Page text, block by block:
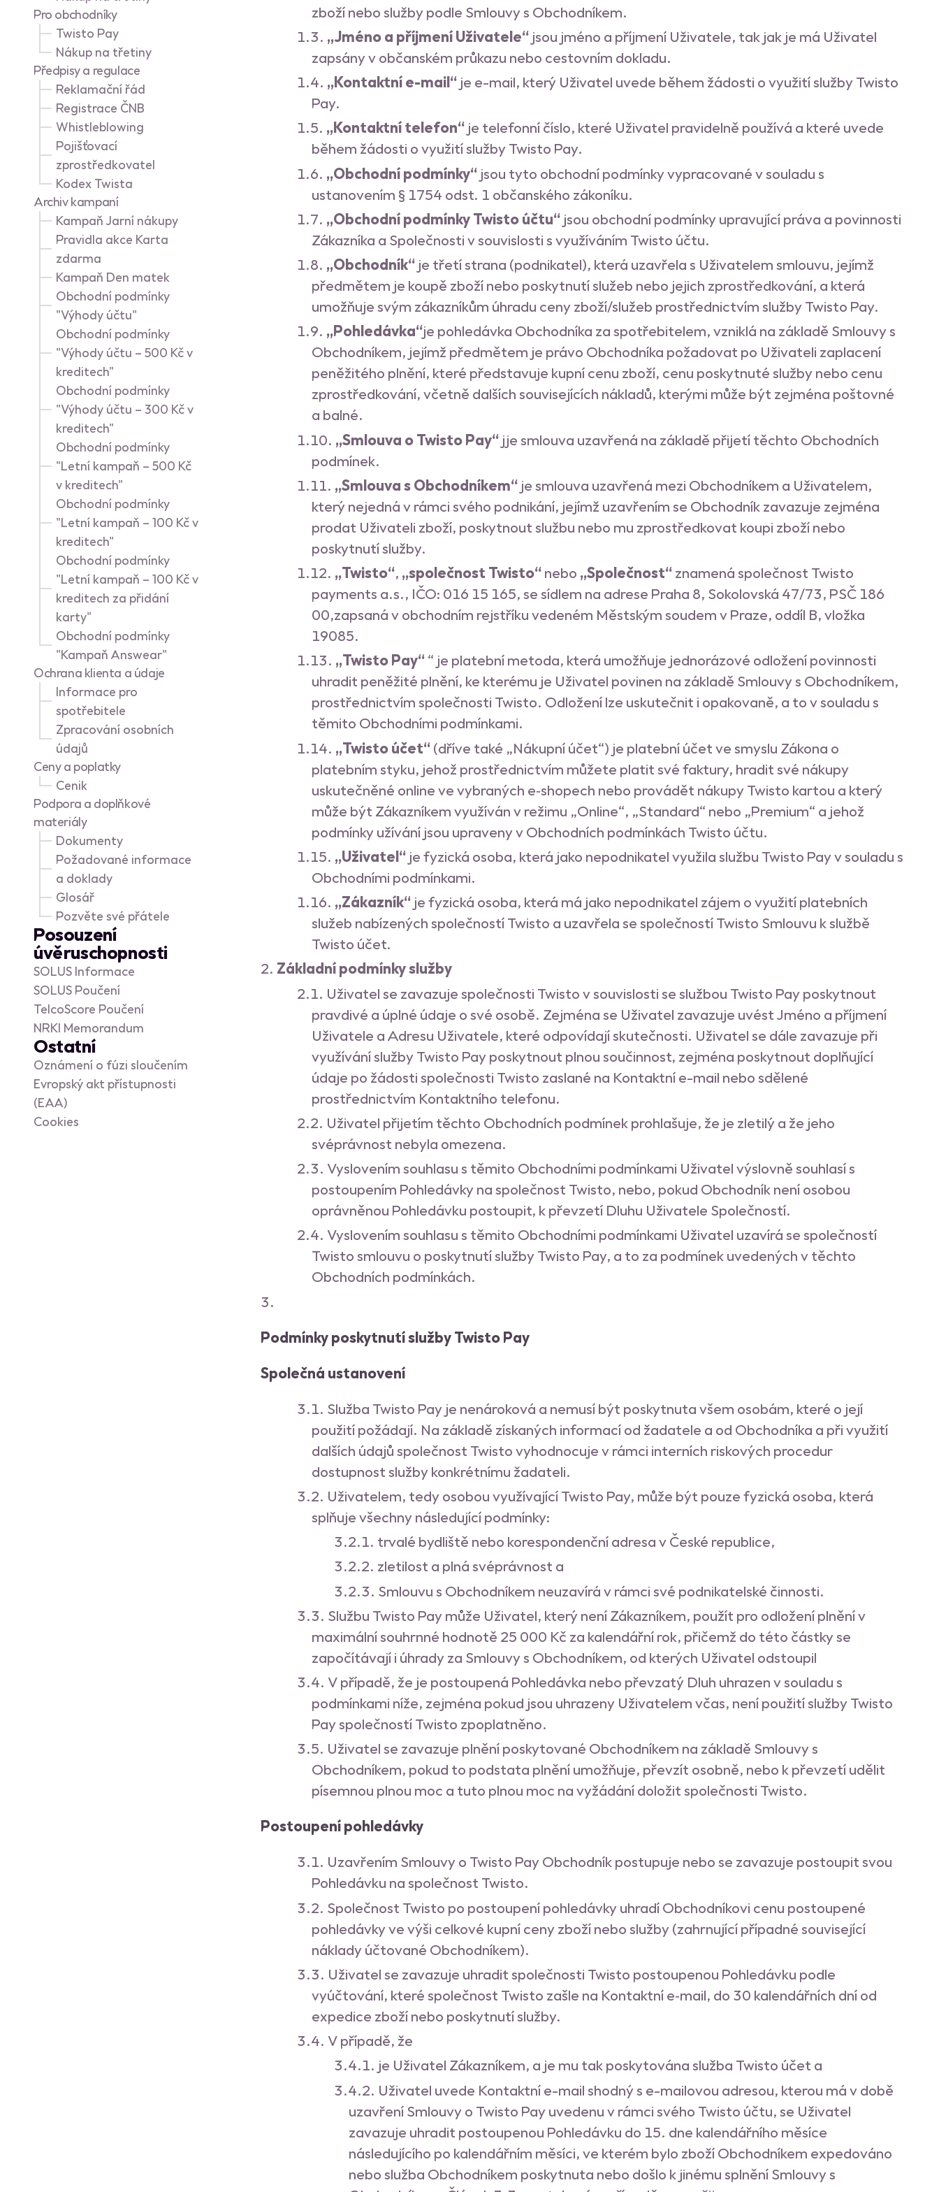
Kontakt
Pro obchodníky
Twisto Pay
Nákup na třetiny
Předpisy a regulace
Reklamační řád
Registrace ČNB
Whistleblowing
Pojišťovací
zprostředkovatel
Kodex Twista
Archiv kampaní
Kampaň Jarní nákupy
Pravidla akce Karta
zdarma
Kampaň Den matek
Obchodní podmínky
"Výhody účtu"
Obchodní podmínky
"Výhody účtu – 500 Kč v
kreditech"
Obchodní podmínky
"Výhody účtu – 300 Kč v
kreditech"
Obchodní podmínky
"Letní kampaň – 500 Kč
v kreditech"
Obchodní podmínky
"Letní kampaň – 100 Kč v
kreditech"
Obchodní podmínky
"Letní kampaň – 100 Kč v
kreditech za přidání
karty"
Obchodní podmínky
"Kampaň Answear"
Ochrana klienta a údaje
Informace pro
spotřebitele
Zpracování osobních
údajů
Ceny a poplatky
Cenik
Podpora a doplňkové
materiály
Dokumenty
Požadované informace
a doklady
Glosář
Pozvěte své přátele
Posouzení
úvěruschopnosti
SOLUS Informace
SOLUS Poučení
TelcoScore Poučení
NRKI Memorandum
Ostatní
Oznámení o fúzi sloučením
Evropský akt přístupnosti
(EAA)
Cookies
zboží nebo služby podle Smlouvy s Obchodníkem.
„Jméno a příjmení Uživatele“ jsou jméno a příjmení Uživatele, tak jak je má Uživatel
zapsány v občanském průkazu nebo cestovním dokladu.
„Kontaktní e-mail“ je e-mail, který Uživatel uvede během žádosti o využití služby Twisto
Pay.
„Kontaktní telefon“ je telefonní číslo, které Uživatel pravidelně používá a které uvede
během žádosti o využití služby Twisto Pay.
„Obchodní podmínky“ jsou tyto obchodní podmínky vypracované v souladu s
ustanovením § 1754 odst. 1 občanského zákoníku.
„Obchodní podmínky Twisto účtu“ jsou obchodní podmínky upravující práva a povinnosti
Zákazníka a Společnosti v souvislosti s využíváním Twisto účtu.
„Obchodník“ je třetí strana (podnikatel), která uzavřela s Uživatelem smlouvu, jejímž
předmětem je koupě zboží nebo poskytnutí služeb nebo jejich zprostředkování, a která
umožňuje svým zákazníkům úhradu ceny zboží/služeb prostřednictvím služby Twisto Pay.
„Pohledávka“je pohledávka Obchodníka za spotřebitelem, vzniklá na základě Smlouvy s
Obchodníkem, jejímž předmětem je právo Obchodníka požadovat po Uživateli zaplacení
peněžitého plnění, které představuje kupní cenu zboží, cenu poskytnuté služby nebo cenu
zprostředkování, včetně dalších souvisejících nákladů, kterými může být zejména poštovné
a balné.
„Smlouva o Twisto Pay“ jje smlouva uzavřená na základě přijetí těchto Obchodních
podmínek.
„Smlouva s Obchodníkem“ je smlouva uzavřená mezi Obchodníkem a Uživatelem,
který nejedná v rámci svého podnikání, jejímž uzavřením se Obchodník zavazuje zejména
prodat Uživateli zboží, poskytnout službu nebo mu zprostředkovat koupi zboží nebo
poskytnutí služby.
„Twisto“, „společnost Twisto“nebo „Společnost“znamená společnost Twisto
payments a.s., IČO: 016 15 165, se sídlem na adrese Praha 8, Sokolovská 47/73, PSČ 186
00,zapsaná v obchodním rejstříku vedeném Městským soudem v Praze, oddíl B, vložka
19085.
„Twisto Pay““ je platební metoda, která umožňuje jednorázové odložení povinnosti
uhradit peněžité plnění, ke kterému je Uživatel povinen na základě Smlouvy s Obchodníkem,
prostřednictvím společnosti Twisto. Odložení lze uskutečnit i opakovaně, a to v souladu s
těmito Obchodními podmínkami.
„Twisto účet“(dříve také „Nákupní účet“) je platební účet ve smyslu Zákona o
platebním styku, jehož prostřednictvím můžete platit své faktury, hradit své nákupy
uskutečněné online ve vybraných e‑shopech nebo provádět nákupy Twisto kartou a který
může být Zákazníkem využíván v režimu „Online“, „Standard“ nebo „Premium“ a jehož
podmínky užívání jsou upraveny v Obchodních podmínkách Twisto účtu.
„Uživatel“ je fyzická osoba, která jako nepodnikatel využila službu Twisto Pay v souladu s
Obchodními podmínkami.
„Zákazník“ je fyzická osoba, která má jako nepodnikatel zájem o využití platebních
služeb nabízených společností Twisto a uzavřela se společností Twisto Smlouvu k službě
Twisto účet.
Základní podmínky služby
Uživatel se zavazuje společnosti Twisto v souvislosti se službou Twisto Pay poskytnout
pravdivé a úplné údaje o své osobě. Zejména se Uživatel zavazuje uvést Jméno a příjmení
Uživatele a Adresu Uživatele, které odpovídají skutečnosti. Uživatel se dále zavazuje při
využívání služby Twisto Pay poskytnout plnou součinnost, zejména poskytnout doplňující
údaje po žádosti společnosti Twisto zaslané na Kontaktní e-mail nebo sdělené
prostřednictvím Kontaktního telefonu.
Uživatel přijetím těchto Obchodních podmínek prohlašuje, že je zletilý a že jeho
svéprávnost nebyla omezena.
Vyslovením souhlasu s těmito Obchodními podmínkami Uživatel výslovně souhlasí s
postoupením Pohledávky na společnost Twisto, nebo, pokud Obchodník není osobou
oprávněnou Pohledávku postoupit, k převzetí Dluhu Uživatele Společností.
Vyslovením souhlasu s těmito Obchodními podmínkami Uživatel uzavírá se společností
Twisto smlouvu o poskytnutí služby Twisto Pay, a to za podmínek uvedených v těchto
Obchodních podmínkách.
Podmínky poskytnutí služby Twisto Pay
Společná ustanovení
Služba Twisto Pay je nenároková a nemusí být poskytnuta všem osobám, které o její
použití požádají. Na základě získaných informací od žadatele a od Obchodníka a při využití
dalších údajů společnost Twisto vyhodnocuje v rámci interních riskových procedur
dostupnost služby konkrétnímu žadateli.
Uživatelem, tedy osobou využívající Twisto Pay, může být pouze fyzická osoba, která
splňuje všechny následující podmínky:
trvalé bydliště nebo korespondenční adresa v České republice,
zletilost a plná svéprávnost a
Smlouvu s Obchodníkem neuzavírá v rámci své podnikatelské činnosti.
Službu Twisto Pay může Uživatel, který není Zákazníkem, použít pro odložení plnění v
maximální souhrnné hodnotě 25 000 Kč za kalendářní rok, přičemž do této částky se
započítávají i úhrady za Smlouvy s Obchodníkem, od kterých Uživatel odstoupil
V případě, že je postoupená Pohledávka nebo převzatý Dluh uhrazen v souladu s
podmínkami níže, zejména pokud jsou uhrazeny Uživatelem včas, není použití služby Twisto
Pay společností Twisto zpoplatněno.
Uživatel se zavazuje plnění poskytované Obchodníkem na základě Smlouvy s
Obchodníkem, pokud to podstata plnění umožňuje, převzít osobně, nebo k převzetí udělit
písemnou plnou moc a tuto plnou moc na vyžádání doložit společnosti Twisto.
Postoupení pohledávky
Uzavřením Smlouvy o Twisto Pay Obchodník postupuje nebo se zavazuje postoupit svou
Pohledávku na společnost Twisto.
Společnost Twisto po postoupení pohledávky uhradí Obchodníkovi cenu postoupené
pohledávky ve výši celkové kupní ceny zboží nebo služby (zahrnující případné související
náklady účtované Obchodníkem).
Uživatel se zavazuje uhradit společnosti Twisto postoupenou Pohledávku podle
vyúčtování, které společnost Twisto zašle na Kontaktní e‑mail, do 30 kalendářních dní od
expedice zboží nebo poskytnutí služby.
V případě, že
je Uživatel Zákazníkem, a je mu tak poskytována služba Twisto účet a
Uživatel uvede Kontaktní e-mail shodný s e-mailovou adresou, kterou má v době
uzavření Smlouvy o Twisto Pay uvedenu v rámci svého Twisto účtu, se Uživatel
zavazuje uhradit postoupenou Pohledávku do 15. dne kalendářního měsíce
následujícího po kalendářním měsíci, ve kterém bylo zboží Obchodníkem expedováno
nebo služba Obchodníkem poskytnuta nebo došlo k jinému splnění Smlouvy s